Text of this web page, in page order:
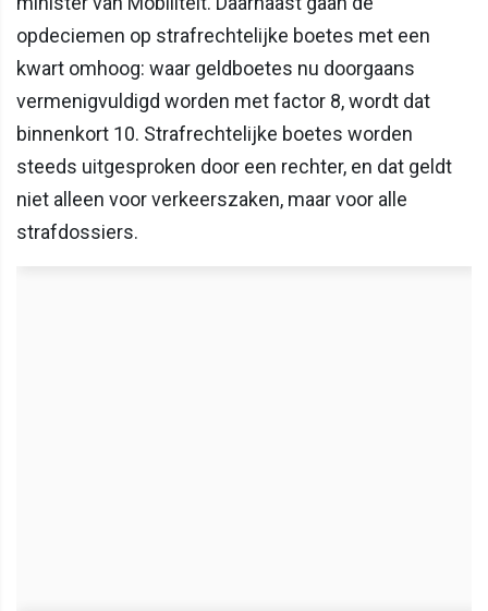
opdeciemen op strafrechtelijke boetes met een
kwart omhoog: waar geldboetes nu doorgaans
vermenigvuldigd worden met factor 8, wordt dat
binnenkort 10. Strafrechtelijke boetes worden
steeds uitgesproken door een rechter, en dat geldt
niet alleen voor verkeerszaken, maar voor alle
strafdossiers.